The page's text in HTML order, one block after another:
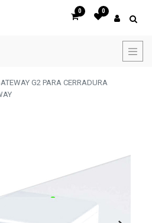
0 0
G2 PARA CERRADURA